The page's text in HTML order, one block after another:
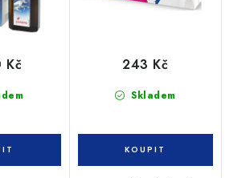
Kč
Skladem
243 Kč